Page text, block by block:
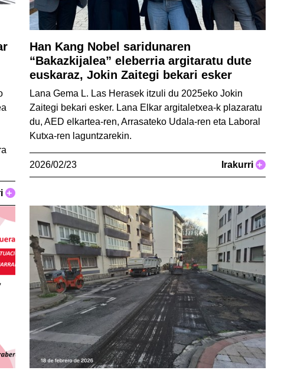
+
Han Kang Nobel saridunaren
“Bakazkijalea” eleberria argitaratu dute
euskaraz, Jokin Zaitegi bekari esker
Lana Gema L. Las Herasek itzuli du 2025eko Jokin
Zaitegi bekari esker. Lana Elkar argitaletxea-k plazaratu
du, AED elkartea-ren, Arrasateko Udala-ren eta Laboral
Kutxa-ren laguntzarekin.
2026/02/23 Irakurri +